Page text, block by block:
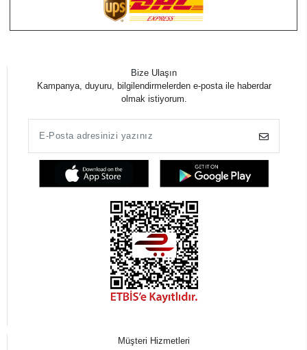
Bize Ulaşın
Kampanya, duyuru, bilgilendirmelerden e-posta ile haberdar
olmak istiyorum.
Müşteri Hizmetleri